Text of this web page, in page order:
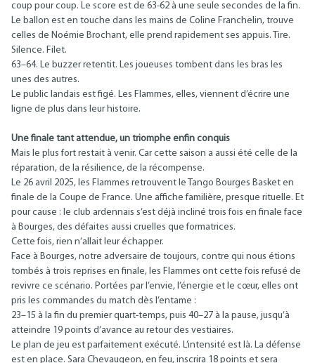
coup pour coup. Le score est de 63-62 à une seule secondes de la fin.
Le ballon est en touche dans les mains de Coline Franchelin, trouve
celles de Noémie Brochant, elle prend rapidement ses appuis. Tire.
Silence. Filet.
63–64. Le buzzer retentit. Les joueuses tombent dans les bras les
unes des autres.
Le public landais est figé. Les Flammes, elles, viennent d’écrire une
ligne de plus dans leur histoire.
Une finale tant attendue, un triomphe enfin conquis
Mais le plus fort restait à venir. Car cette saison a aussi été celle de la
réparation, de la résilience, de la récompense.
Le 26 avril 2025, les Flammes retrouvent le Tango Bourges Basket en
finale de la Coupe de France. Une affiche familière, presque rituelle. Et
pour cause : le club ardennais s’est déjà incliné trois fois en finale face
à Bourges, des défaites aussi cruelles que formatrices.
Cette fois, rien n’allait leur échapper.
Face à Bourges, notre adversaire de toujours, contre qui nous étions
tombés à trois reprises en finale, les Flammes ont cette fois refusé de
revivre ce scénario. Portées par l’envie, l’énergie et le cœur, elles ont
pris les commandes du match dès l’entame :
23–15 à la fin du premier quart-temps, puis 40–27 à la pause, jusqu’à
atteindre 19 points d’avance au retour des vestiaires.
Le plan de jeu est parfaitement exécuté. L’intensité est là. La défense
est en place. Sara Chevaugeon, en feu, inscrira 18 points et sera